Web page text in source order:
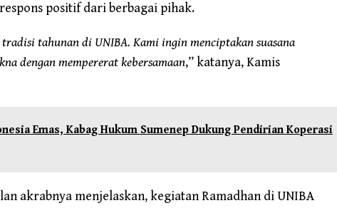
positif dari berbagai pihak.
tahunan di UNIBA. Kami ingin menciptakan suasana
dengan mempererat kebersamaan,” katanya, Kamis
Emas, Kabag Hukum Sumenep Dukung Pendirian Koperasi
akrabnya menjelaskan, kegiatan Ramadhan di UNIBA